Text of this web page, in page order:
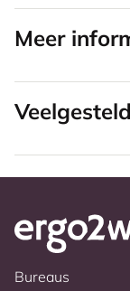
Meer
Bureaus